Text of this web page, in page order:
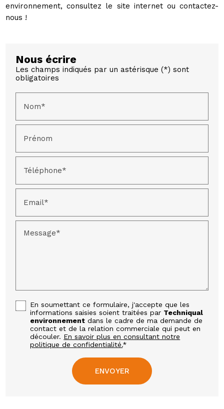
environnement, consultez le site internet ou contactez-
nous !
Nous écrire
Les champs indiqués par un astérisque (*) sont
obligatoires
Nom*
Prénom
Téléphone*
Email*
Message*
En soumettant ce formulaire, j'accepte que les
informations saisies soient traitées par Techniqual
environnement dans le cadre de ma demande de
contact et de la relation commerciale qui peut en
découler. En savoir plus en consultant notre
politique de confidentialité.*